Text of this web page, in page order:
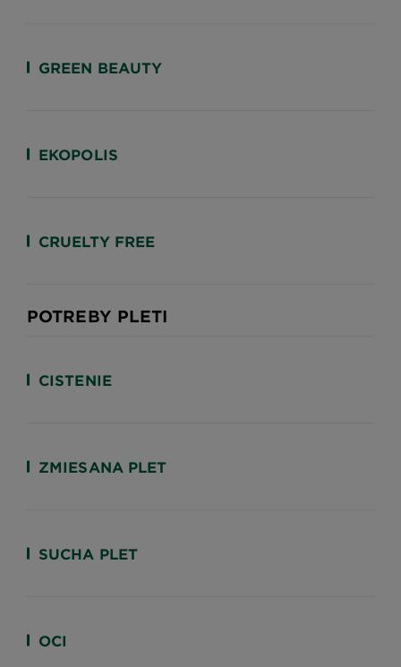
GREEN BEAUTY
EKOPOLIS
CRUELTY FREE
POTREBY PLETI
CISTENIE
ZMIESANA PLET
SUCHA PLET
OCI